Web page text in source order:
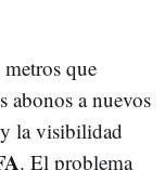
que
abonos a nuevos
la visibilidad
. El problema